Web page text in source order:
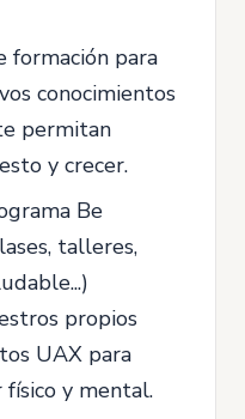
formación para
conocimientos
permitan
y crecer.
Be
talleres,
propios
UAX para
y mental.